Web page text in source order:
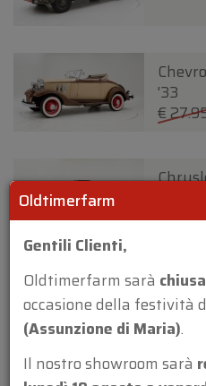
'33
€
€
€
Oldtimerfarm
Gentili Clienti,
Oldtimerfarm sarà
occasione della festività
(Assunzione di Maria).
Il nostro showroom sarà